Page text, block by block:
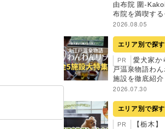
由布院 圍-
布院を満喫す
2026.08.05
エリア別で探す
PR
愛犬家か
戸温泉物語わ
施設を徹底紹介
2026.07.30
エリア別で探す
PR
【栃木】